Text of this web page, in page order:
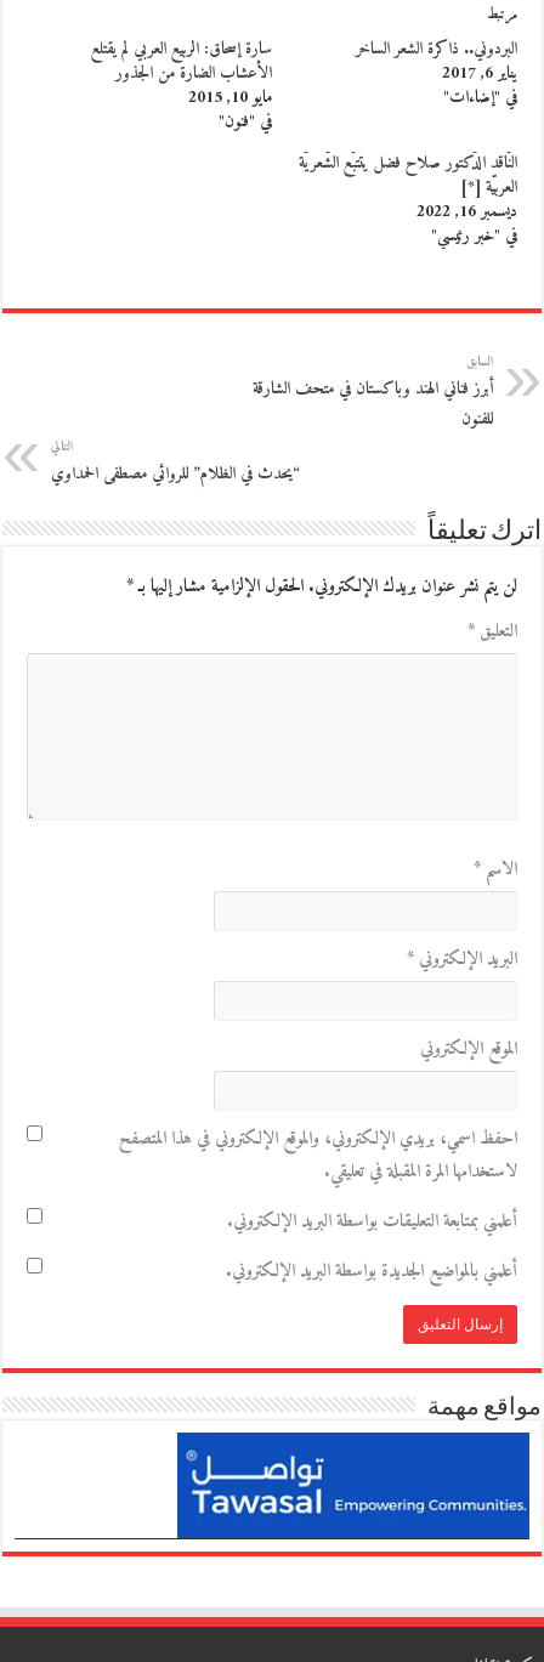
مرتبط
البردوني.. ذاكرة الشعر الساخر
يناير 6, 2017
في "إضاءات"
سارة إسحاق: الربيع العربي لم يقتلع
الأعشاب الضارة من الجذور
مايو 10, 2015
في "فنون"
النّاقد الدّكتور صلاح فضل يتتبّع الشّعريّة
العربيّة [*]
ديسمبر 16, 2022
في "خبر رئيسي"
السابق
أبرز فناني الهند وباكستان في متحف الشارقة
للفنون
التالي
“يحدث في الظلام” للروائي مصطفى الحمداوي
اترك تعليقاً
لن يتم نشر عنوان بريدك الإلكتروني.الحقول الإلزامية مشار إليها بـ*
التعليق*
الاسم*
البريد الإلكتروني*
الموقع الإلكتروني
احفظ اسمي، بريدي الإلكتروني، والموقع الإلكتروني في هذا المتصفح
لاستخدامها المرة المقبلة في تعليقي.
أعلمني بمتابعة التعليقات بواسطة البريد الإلكتروني.
أعلمني بالمواضيع الجديدة بواسطة البريد الإلكتروني.
مواقع مهمة